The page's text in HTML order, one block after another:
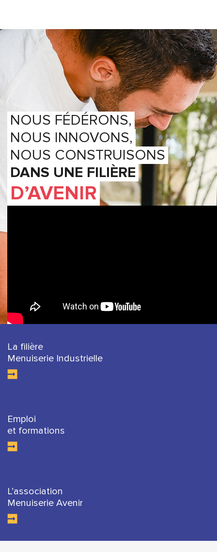
NOUS FÉDÉRONS,
NOUS INNOVONS,
NOUS CONSTRUISONS
DANS UNE FILIÈRE
D’AVENIR
La filière
Menuiserie Industrielle
Emploi
et formations
L’association
Menuiserie Avenir